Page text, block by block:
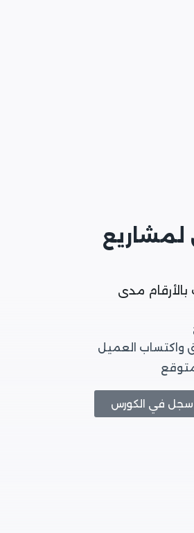
لمشاريع
مدى
واكتساب العميل
سجل في الكورس